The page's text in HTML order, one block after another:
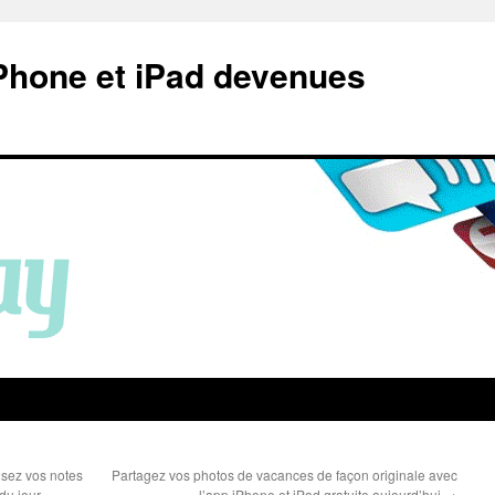
et iPad devenues
vos notes
Partagez vos photos de vacances de façon originale avec